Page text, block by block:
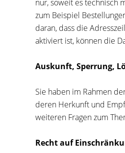
nur, soweit es technisch
zum Beispiel
daran, dass die
aktiviert ist, können die
Auskunft, Sperrung,
Sie haben im Rahmen
deren Herkunft und
weiteren Fragen zum
Recht auf